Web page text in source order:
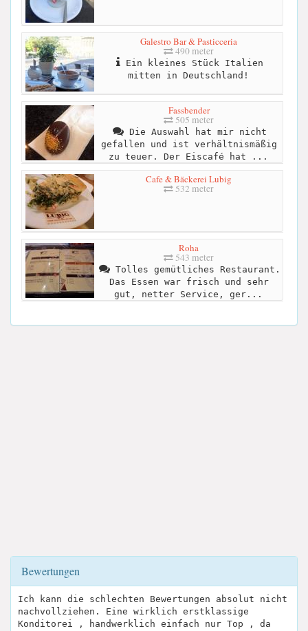
Galestro Bar & Pasticceria
490 meter
Ein kleines Stück Italien
mitten in Deutschland!
Fassbender
505 meter
Die Auswahl hat mir nicht
gefallen und ist verhältnismäßig
zu teuer. Der Eiscafé hat ...
Cafe & Bäckerei Lubig
532 meter
Roha
543 meter
Tolles gemütliches Restaurant.
Das Essen war frisch und sehr
gut, netter Service, ger...
Bewertungen
Ich kann die schlechten Bewertungen absolut nicht
nachvollziehen. Eine wirklich erstklassige
Konditorei , handwerklich einfach nur Top , da